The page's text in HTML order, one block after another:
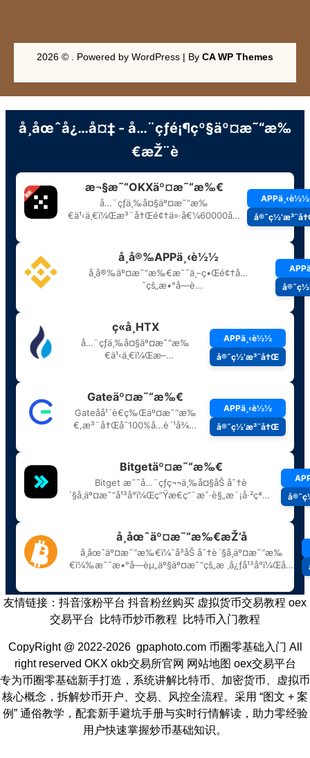
2026 © . Powered by WordPress | By CA WP Themes
友情链接： 抖音涨粉平台 抖音粉丝购买 虚拟货币交易教程 oex
交易平台
比特币炒币教程 比特币入门教程
CopyRight @ 2022-2026 gpaphoto.com 币圈零基础入门 All
right reserved OKX okb交易所官网 网站地图 oex交易平台
专为币圈零基础新手打造，系统讲解比特币、加密货币、虚拟币
核心概念，拆解炒币开户、交易、风控全流程。采用 “图文 + 案
例” 通俗教学，配套新手避坑手册与实时行情解读，助力零经验
用户快速掌握炒币基础知识。